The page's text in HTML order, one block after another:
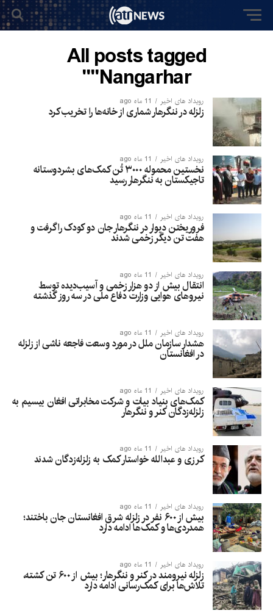
All posts tagged
"Nangarhar"
رویداد های اخیر 11 ماه ago
زلزله در ننگرهار شماری از خانه‌ها را تخریب کرد
رویداد های اخیر 11 ماه ago
نخستین محموله ۳۰۰۰ تُن کمک‌های بشردوستانه
تاجیکستان به ننگرهار رسید
رویداد های اخیر 11 ماه ago
فروریختن دیوار در ننگرهار جان دو کودک را گرفت و
هفت تن دیگر زخمی شدند
رویداد های اخیر 11 ماه ago
انتقال بیش از دو هزار زخمی و آسیب‌دیده توسط
نیروهای هوایی وزارت دفاع ملی در سه روز گذشته
رویداد های اخیر 11 ماه ago
هشدار سازمان ملل در مورد وسعت فاجعه ناشی از زلزله
در افغانستان
رویداد های اخیر 11 ماه ago
کمک‌های بنیاد بیات و شرکت مخابراتی افغان بیسیم به
زلزله‌زدگان کنر و ننگرهار
رویداد های اخیر 11 ماه ago
کرزی و عبدالله خواستار کمک به زلزله‌زدگان شدند
رویداد های اخیر 11 ماه ago
بیش از ۶۰۰ نفر در زلزله شرق افغانستان جان باختند؛
همدردی‌ها و کمک‌ها ادامه دارد
رویداد های اخیر 11 ماه ago
زلزله نیرومند در کنر و ننگرهار؛ بیش از ۶۰۰ تن کشته،
تلاش‌ها برای کمک‌رسانی ادامه دارد